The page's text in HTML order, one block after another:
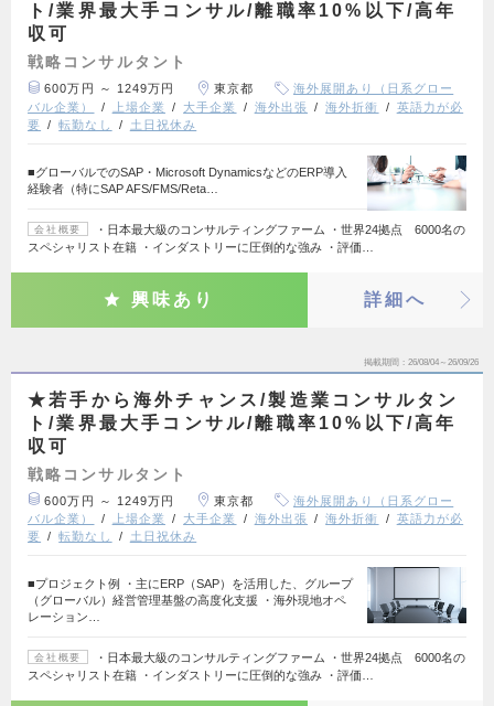
ト/業界最大手コンサル/離職率10%以下/高年
収可
戦略コンサルタント
600万円 ～ 1249万円 東京都
海外展開あり（日系グロー
バル企業）
上場企業 大手企業 海外出張 海外折衝
英語力が必
要
転勤なし 土日祝休み
■グローバルでのSAP・Microsoft DynamicsなどのERP導入
経験者（特にSAP AFS/FMS/Reta…
会社概要
・日本最大級のコンサルティングファーム ・世界24拠点 6000名の
スペシャリスト在籍 ・インダストリーに圧倒的な強み ・評価…
興味あり 詳細へ
掲載期間 26/08/04～26/09/26
★若手から海外チャンス/製造業コンサルタン
ト/業界最大手コンサル/離職率10%以下/高年
収可
戦略コンサルタント
600万円 ～ 1249万円 東京都
海外展開あり（日系グロー
バル企業）
上場企業 大手企業 海外出張 海外折衝
英語力が必
要
転勤なし 土日祝休み
■プロジェクト例 ・主にERP（SAP）を活用した、グループ
（グローバル）経営管理基盤の高度化支援 ・海外現地オペ
レーション…
会社概要
・日本最大級のコンサルティングファーム ・世界24拠点 6000名の
スペシャリスト在籍 ・インダストリーに圧倒的な強み ・評価…